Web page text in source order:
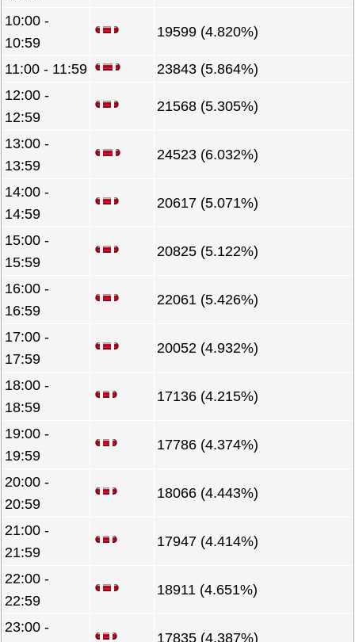
10:00 -
10:59
19599 (4.820%)
11:00 - 11:59
23843 (5.864%)
12:00 -
12:59
21568 (5.305%)
13:00 -
13:59
24523 (6.032%)
14:00 -
14:59
20617 (5.071%)
15:00 -
15:59
20825 (5.122%)
16:00 -
16:59
22061 (5.426%)
17:00 -
17:59
20052 (4.932%)
18:00 -
18:59
17136 (4.215%)
19:00 -
19:59
17786 (4.374%)
20:00 -
20:59
18066 (4.443%)
21:00 -
21:59
17947 (4.414%)
22:00 -
22:59
18911 (4.651%)
23:00 -
17835 (4.387%)